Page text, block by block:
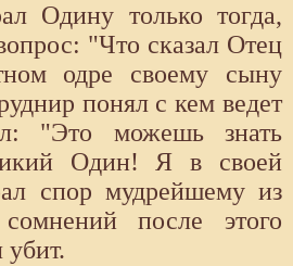
Одину только тогда,
"Что сказал Отец
одре своему сыну
понял с кем ведет
"Это можешь знать
Один! Я в своей
спор мудрейшему из
после этого